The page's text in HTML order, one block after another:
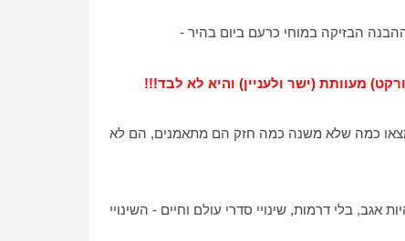
הבזיקה במוחי כרעם ביום בהיר -
מעוותת (ישר ולעניין) והיא לא לבד!!!
כמה שלא משנה כמה חזק הם מתאמנים, הם לא
בלי דרמות, שינויי סדרי עולם וחיים - השינויי